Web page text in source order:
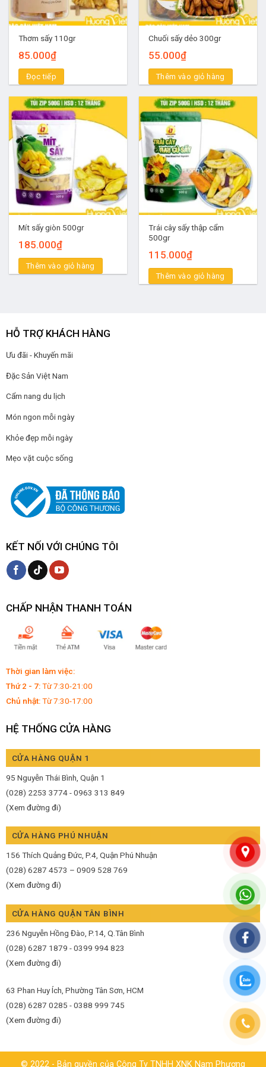
Thơm sấy 110gr
85.000₫
Đọc tiếp
Chuối sấy dẻo 300gr
55.000₫
Thêm vào giỏ hàng
Mít sấy giòn 500gr
185.000₫
Thêm vào giỏ hàng
Trái cây sấy thập cẩm
500gr
115.000₫
Thêm vào giỏ hàng
HỖ TRỢ KHÁCH HÀNG
Ưu đãi - Khuyến mãi
Đặc Sản Việt Nam
Cẩm nang du lịch
Món ngon mỗi ngày
Khỏe đẹp mỗi ngày
Mẹo vặt cuộc sống
KẾT NỐI VỚI CHÚNG TÔI
CHẤP NHẬN THANH TOÁN
Thời gian làm việc:
Thứ 2 - 7:Từ 7:30-21:00
Chủ nhật:Từ 7:30-17:00
HỆ THỐNG CỬA HÀNG
CỬA HÀNG QUẬN 1
95 Nguyễn Thái Bình, Quận 1
(028) 2253 3774 - 0963 313 849
(Xem đường đi)
CỬA HÀNG PHÚ NHUẬN
156 Thích Quảng Đức, P.4, Quận Phú Nhuận
(028) 6287 4573 – 0909 528 769
(Xem đường đi)
CỬA HÀNG QUẬN TÂN BÌNH
236 Nguyễn Hồng Đào, P.14, Q.Tân Bình
(028) 6287 1879 - 0399 994 823
(Xem đường đi)
63 Phan Huy Ích, Phường Tân Sơn, HCM
(028) 6287 0285 - 0388 999 745
(Xem đường đi)
© 2022 - Bản quyền của Công Ty TNHH XNK Nam Phương